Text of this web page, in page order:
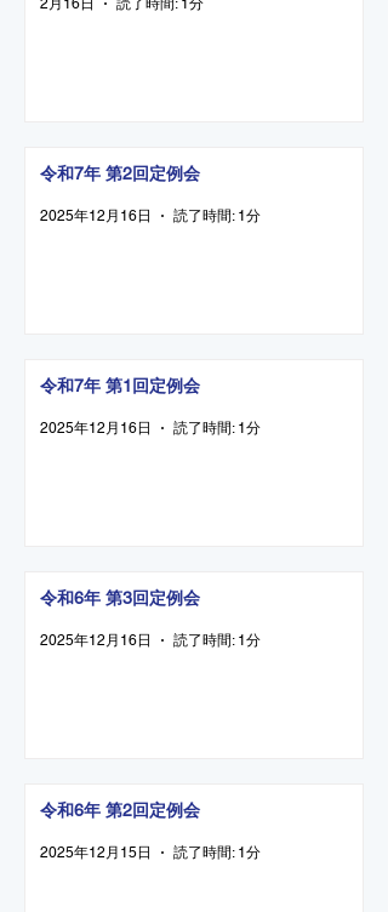
令和7年 第2回定例会
2025年12月16日 読了時間: 1分
令和7年 第1回定例会
2025年12月16日 読了時間: 1分
令和6年 第3回定例会
2025年12月16日 読了時間: 1分
令和6年 第2回定例会
2025年12月15日 読了時間: 1分